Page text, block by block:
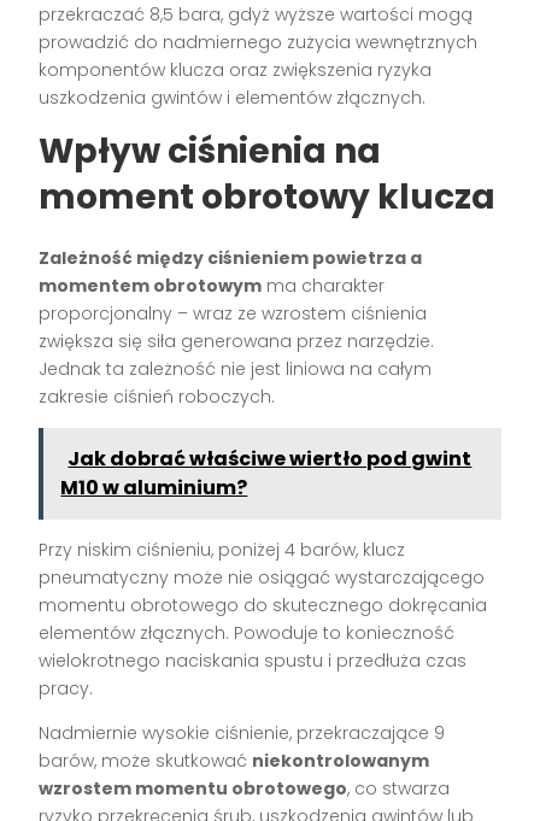
przekraczać 8,5 bara, gdyż wyższe wartości mogą
prowadzić do nadmiernego zużycia wewnętrznych
komponentów klucza oraz zwiększenia ryzyka
uszkodzenia gwintów i elementów złącznych.
Wpływ ciśnienia na
moment obrotowy klucza
Zależność między ciśnieniem powietrza a
momentem obrotowym ma charakter
proporcjonalny – wraz ze wzrostem ciśnienia
zwiększa się siła generowana przez narzędzie.
Jednak ta zależność nie jest liniowa na całym
zakresie ciśnień roboczych.
Jak dobrać właściwe wiertło pod gwint
M10 w aluminium?
Przy niskim ciśnieniu, poniżej 4 barów, klucz
pneumatyczny może nie osiągać wystarczającego
momentu obrotowego do skutecznego dokręcania
elementów złącznych. Powoduje to konieczność
wielokrotnego naciskania spustu i przedłuża czas
pracy.
Nadmiernie wysokie ciśnienie, przekraczające 9
barów, może skutkować niekontrolowanym
wzrostem momentu obrotowego, co stwarza
ryzyko przekręcenia śrub, uszkodzenia gwintów lub